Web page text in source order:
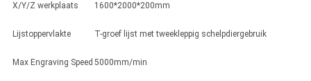
X/Y/Z werkplaats 1600*2000*200mm
Lijstoppervlakte T-groef lijst met tweekleppig schelpdiergebruik
Max Engraving Speed 5000mm/min